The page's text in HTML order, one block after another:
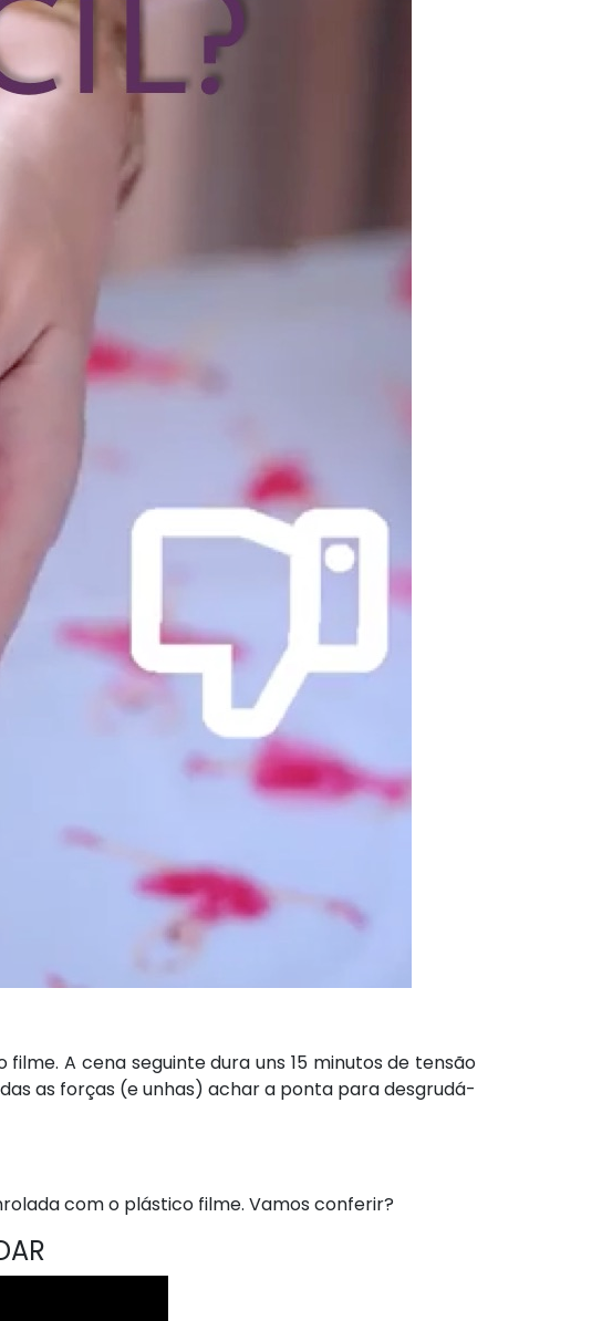
A cena seguinte dura uns 15 minutos de tensão
as forças (e unhas) achar a ponta para desgrudá-
com o plástico filme. Vamos conferir?